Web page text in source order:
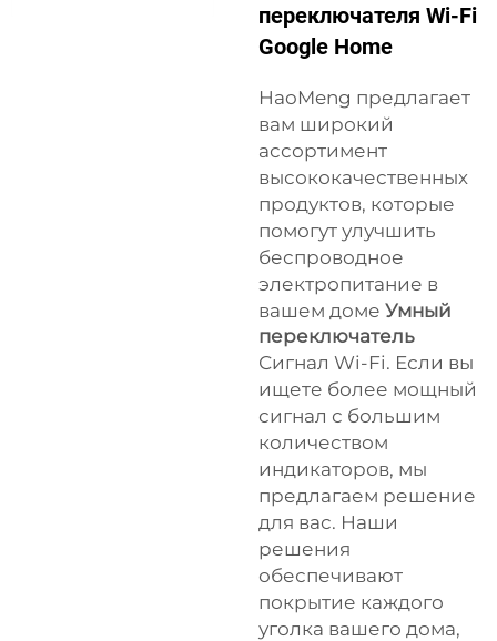
переключателя Wi-Fi
Google Home
HaoMeng предлагает
вам широкий
ассортимент
высококачественных
продуктов, которые
помогут улучшить
беспроводное
электропитание в
вашем доме Умный
переключатель
Сигнал Wi-Fi. Если вы
ищете более мощный
сигнал с большим
количеством
индикаторов, мы
предлагаем решение
для вас. Наши
решения
обеспечивают
покрытие каждого
уголка вашего дома,